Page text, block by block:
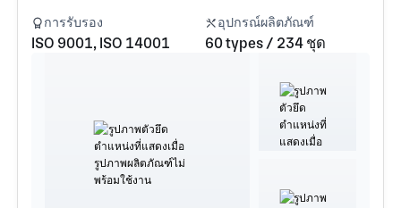
การรับรอง
ISO 9001, ISO 14001
อุปกรณ์ผลิตภัณฑ์
60 types / 234 ชุด